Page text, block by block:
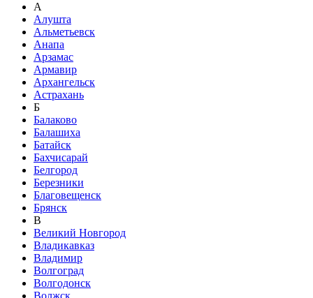
А
Алушта
Альметьевск
Анапа
Арзамас
Армавир
Архангельск
Астрахань
Б
Балаково
Балашиха
Батайск
Бахчисарай
Белгород
Березники
Благовещенск
Брянск
В
Великий Новгород
Владикавказ
Владимир
Волгоград
Волгодонск
Волжск